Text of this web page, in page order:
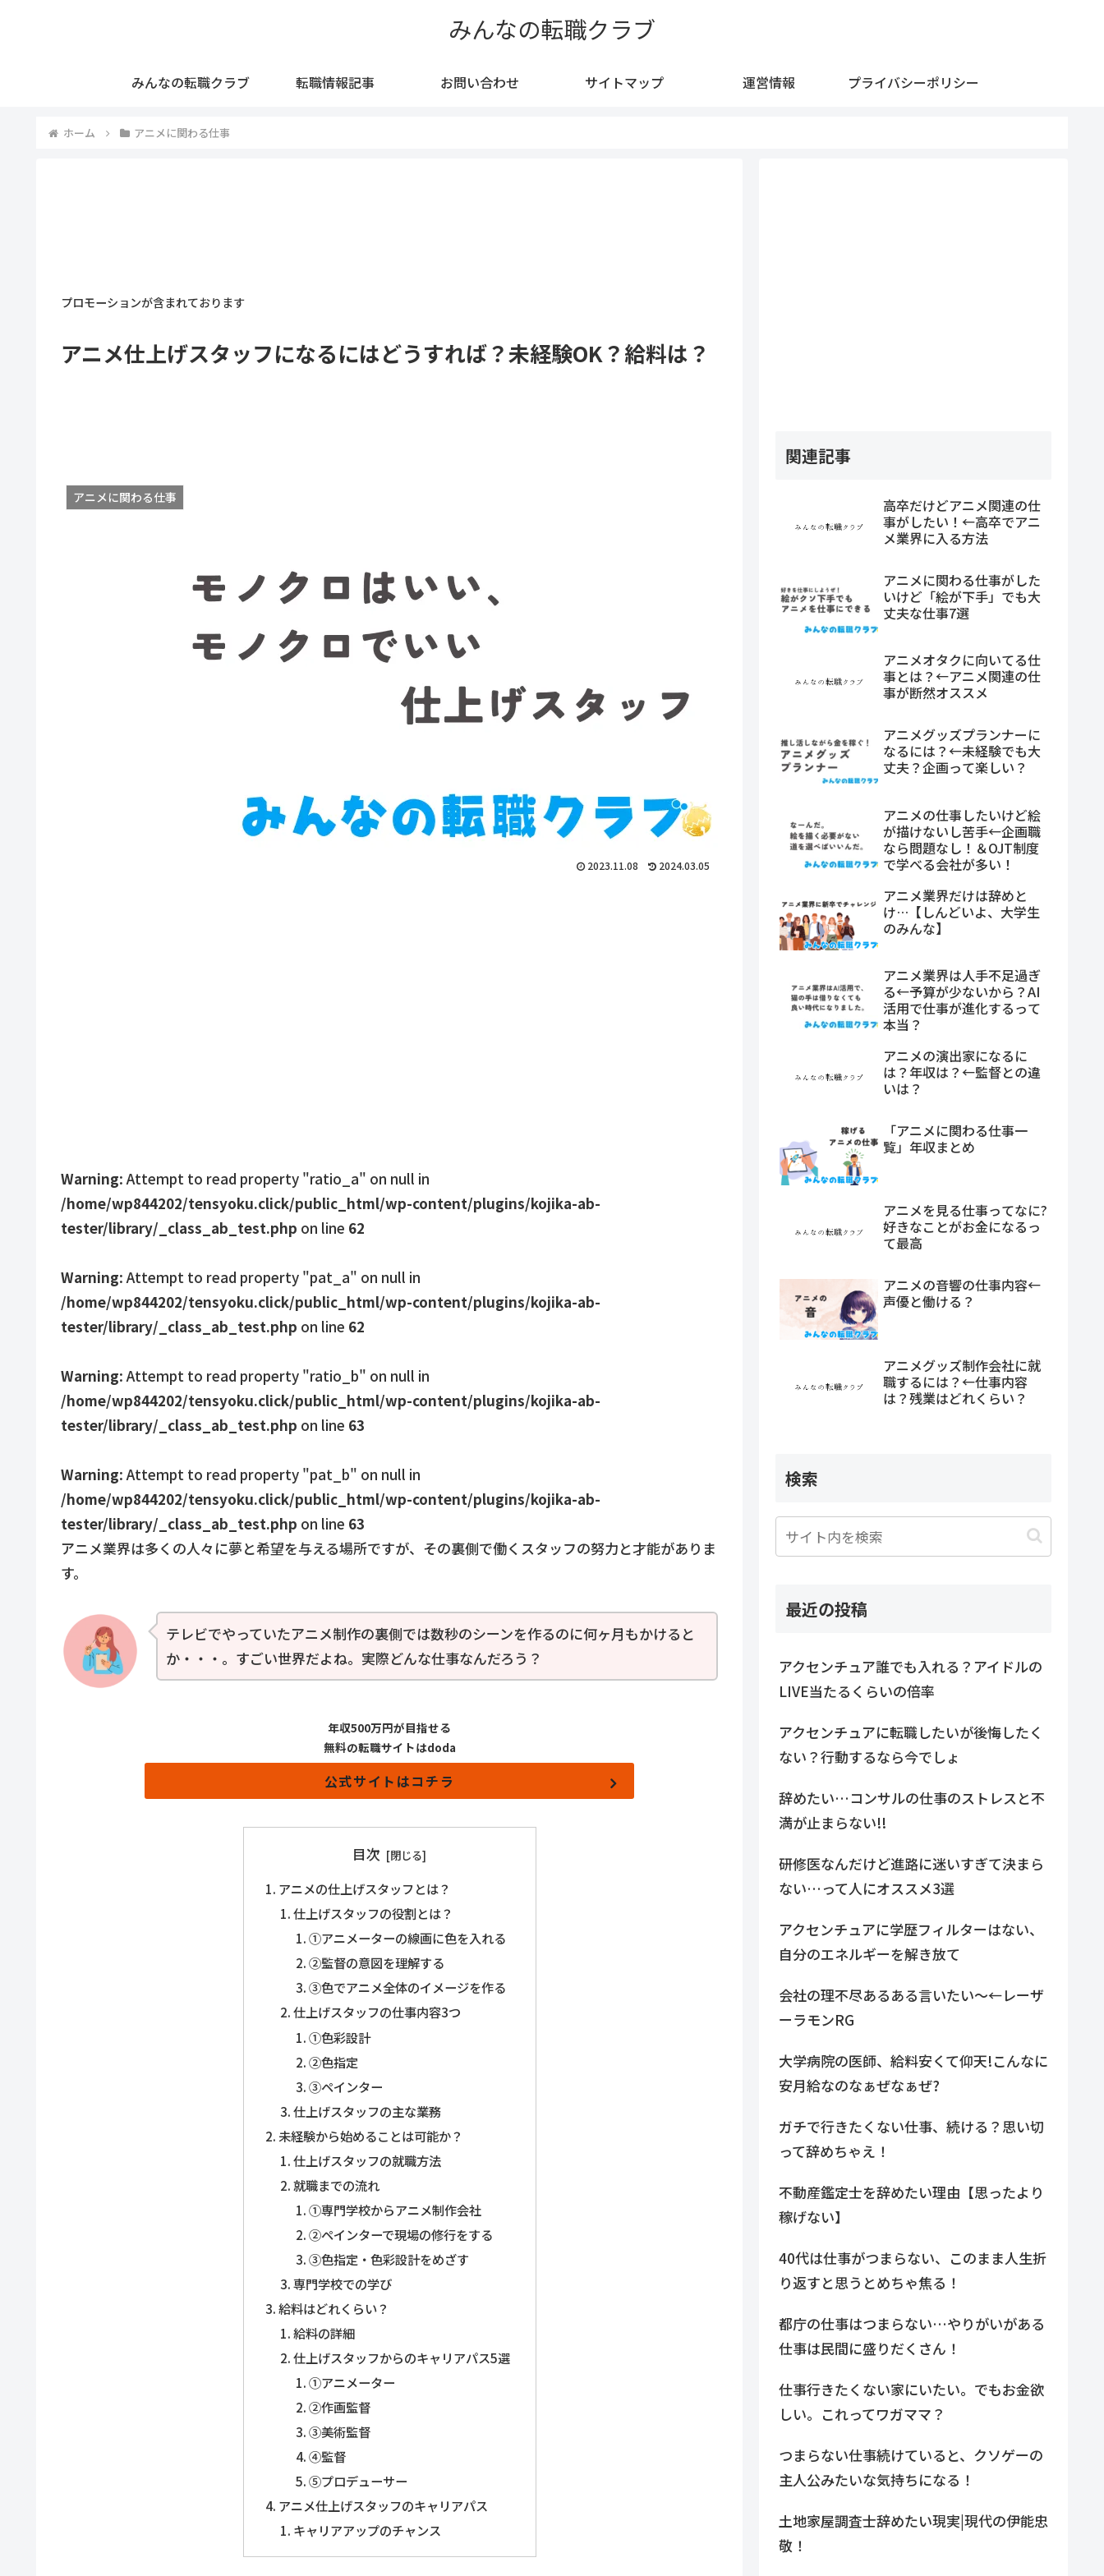
みんなの転職クラブ
みんなの転職クラブ 転職情報記事 お問い合わせ サイトマップ 運営情報 プライバシーポリシー
ホーム アニメに関わる仕事
プロモーションが含まれております
アニメ仕上げスタッフになるにはどうすれば？未経験OK？給料は？
アニメに関わる仕事
2023.11.08 2024.03.05
Warning: Attempt to read property "ratio_a" on null in
/home/wp844202/tensyoku.click/public_html/wp-content/plugins/kojika-ab-
tester/library/_class_ab_test.php on line 62
Warning: Attempt to read property "pat_a" on null in
/home/wp844202/tensyoku.click/public_html/wp-content/plugins/kojika-ab-
tester/library/_class_ab_test.php on line 62
Warning: Attempt to read property "ratio_b" on null in
/home/wp844202/tensyoku.click/public_html/wp-content/plugins/kojika-ab-
tester/library/_class_ab_test.php on line 63
Warning: Attempt to read property "pat_b" on null in
/home/wp844202/tensyoku.click/public_html/wp-content/plugins/kojika-ab-
tester/library/_class_ab_test.php on line 63
アニメ業界は多くの人々に夢と希望を与える場所ですが、その裏側で働くスタッフの努力と才能がありま
す。
テレビでやっていたアニメ制作の裏側では数秒のシーンを作るのに何ヶ月もかけると
か・・・。すごい世界だよね。実際どんな仕事なんだろう？
年収500万円が目指せる
無料の転職サイトはdoda
公式サイトはコチラ
目次
アニメの仕上げスタッフとは？
仕上げスタッフの役割とは？
①アニメーターの線画に色を入れる
②監督の意図を理解する
③色でアニメ全体のイメージを作る
仕上げスタッフの仕事内容3つ
①色彩設計
②色指定
③ペインター
仕上げスタッフの主な業務
未経験から始めることは可能か？
仕上げスタッフの就職方法
就職までの流れ
①専門学校からアニメ制作会社
②ペインターで現場の修行をする
③色指定・色彩設計をめざす
専門学校での学び
給料はどれくらい？
給料の詳細
仕上げスタッフからのキャリアパス5選
①アニメーター
②作画監督
③美術監督
④監督
⑤プロデューサー
アニメ仕上げスタッフのキャリアパス
キャリアアップのチャンス
関連記事
高卒だけどアニメ関連の仕
事がしたい！←高卒でアニ
メ業界に入る方法
アニメに関わる仕事がした
いけど「絵が下手」でも大
丈夫な仕事7選
アニメオタクに向いてる仕
事とは？←アニメ関連の仕
事が断然オススメ
アニメグッズプランナーに
なるには？←未経験でも大
丈夫？企画って楽しい？
アニメの仕事したいけど絵
が描けないし苦手←企画職
なら問題なし！＆OJT制度
で学べる会社が多い！
アニメ業界だけは辞めと
け…【しんどいよ、大学生
のみんな】
アニメ業界は人手不足過ぎ
る←予算が少ないから？AI
活用で仕事が進化するって
本当？
アニメの演出家になるに
は？年収は？←監督との違
いは？
「アニメに関わる仕事一
覧」年収まとめ
アニメを見る仕事ってなに?
好きなことがお金になるっ
て最高
アニメの音響の仕事内容←
声優と働ける？
アニメグッズ制作会社に就
職するには？←仕事内容
は？残業はどれくらい？
検索
最近の投稿
アクセンチュア誰でも入れる？アイドルの
LIVE当たるくらいの倍率
アクセンチュアに転職したいが後悔したく
ない？行動するなら今でしょ
辞めたい…コンサルの仕事のストレスと不
満が止まらない!!
研修医なんだけど進路に迷いすぎて決まら
ない…って人にオススメ3選
アクセンチュアに学歴フィルターはない、
自分のエネルギーを解き放て
会社の理不尽あるある言いたい～←レーザ
ーラモンRG
大学病院の医師、給料安くて仰天!こんなに
安月給なのなぁぜなぁぜ?
ガチで行きたくない仕事、続ける？思い切
って辞めちゃえ！
不動産鑑定士を辞めたい理由【思ったより
稼げない】
40代は仕事がつまらない、このまま人生折
り返すと思うとめちゃ焦る！
都庁の仕事はつまらない…やりがいがある
仕事は民間に盛りだくさん！
仕事行きたくない家にいたい。でもお金欲
しい。これってワガママ？
つまらない仕事続けていると、クソゲーの
主人公みたいな気持ちになる！
土地家屋調査士辞めたい現実|現代の伊能忠
敬！